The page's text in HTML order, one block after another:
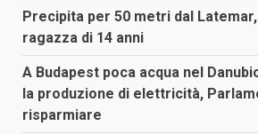
Precipita per 50 metri dal
ragazza di 14 anni
A Budapest poca acqua nel
la produzione di elettricità,
risparmiare